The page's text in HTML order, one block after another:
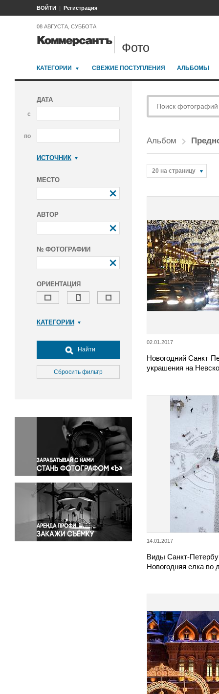
ВОЙТИ Регистрация
08 АВГУСТА, СУББОТА
Фото
КАТЕГОРИИ СВЕЖИЕ ПОСТУПЛЕНИЯ АЛЬБОМЫ
ДАТА
с
по
ИСТОЧНИК
МЕСТО
АВТОР
№ ФОТОГРАФИИ
ОРИЕНТАЦИЯ
КАТЕГОРИИ
Досуг, туризм и отдых
Культура
Медицина
Окружающая среда
Политика
Правосудие
Происшествия и конфликты
Религия
Светская жизнь
Спорт
Экология
Экономика и бизнес
Найти
Сбросить фильтр
Альбом
20 на страницу
02.01.2017
Новогодний Санкт-
украшения на
14.01.2017
Виды Санкт-
Новогодняя елка во